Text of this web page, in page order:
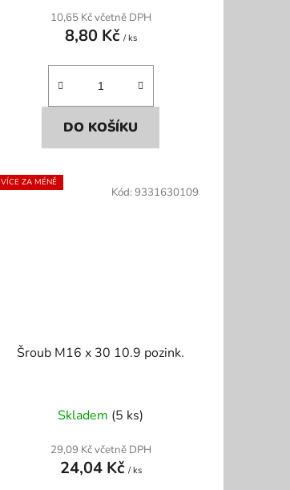
10,65 Kč včetně DPH
8,80 Kč / ks
DO KOŠÍKU
VÍCE ZA MÉNĚ
Šroub M16 x 30 10.9 pozink.
Skladem (5 ks)
29,09 Kč včetně DPH
24,04 Kč / ks
Kód: 9331630109